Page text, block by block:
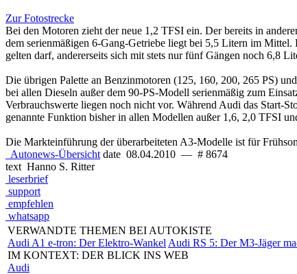
Zur Fotostrecke
Bei den Motoren zieht der neue 1,2 TFSI ein. Der bereits in
dem serienmäßigen 6-Gang-Getriebe liegt bei 5,5 Litern im Mittel.
gelten darf, andererseits sich mit stets nur fünf Gängen noch 6,8
Die übrigen Palette an Benzinmotoren (125, 160, 200, 265 PS)
bei allen Dieseln außer dem 90-PS-Modell serienmäßig zum
Verbrauchswerte liegen noch nicht vor. Während Audi das Start-
genannte Funktion bisher in allen Modellen außer 1,6, 2,0 TFSI
Die Markteinführung der überarbeiteten A3-Modelle ist für
Autonews-Übersicht date 08.04.2010 — # 8674
text Hanno S. Ritter
leserbrief
support
empfehlen
whatsapp
VERWANDTE THEMEN BEI AUTOKISTE
Audi A1 e-tron: Der Elektro-Wankel Audi RS 5: Der M3-Jäger
IM KONTEXT: DER BLICK INS WEB
Audi